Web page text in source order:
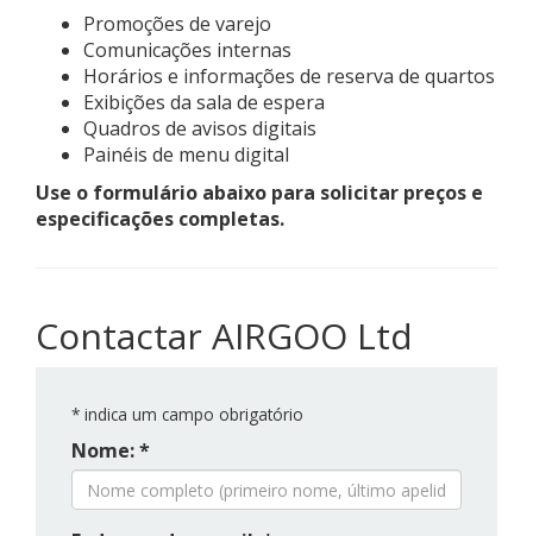
Promoções de varejo
Comunicações internas
Horários e informações de reserva de quartos
Exibições da sala de espera
Quadros de avisos digitais
Painéis de menu digital
Use o formulário abaixo para solicitar preços e
especificações completas.
Contactar AIRGOO Ltd
* indica um campo obrigatório
Nome: *